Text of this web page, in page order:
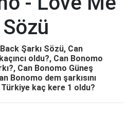
Şarkı Sözü, Can
oldu?, Can Bonomo
Can Bonomo Güneş
Bonomo dem şarkısını
kaç kere 1 oldu?